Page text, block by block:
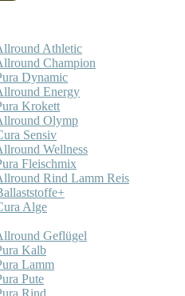
Athletic
Champion
Dynamic
Energy
Krokett
Olymp
Sensiv
Wellness
Fleischmix
Rind Lamm Reis
Alge
Geflügel
Kalb
Lamm
Pute
Rind